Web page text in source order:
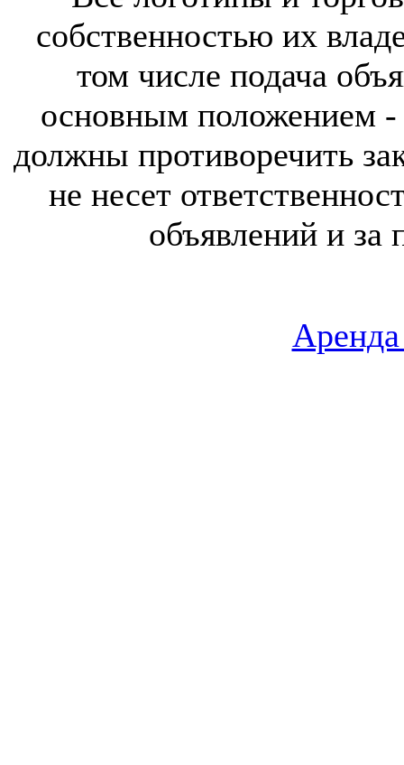
собственностью их
том числе подача
основным положением -
должны противоречить
не несет
объявлений и за